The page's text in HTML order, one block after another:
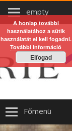
empty
Főmenü
A honlap további
használatához a sütik
használatát el kell fogadni.
További információ
Elfogad